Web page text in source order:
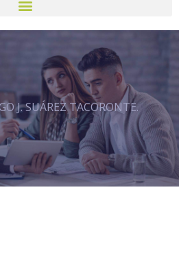
J. SUÁREZ TACORONTE.